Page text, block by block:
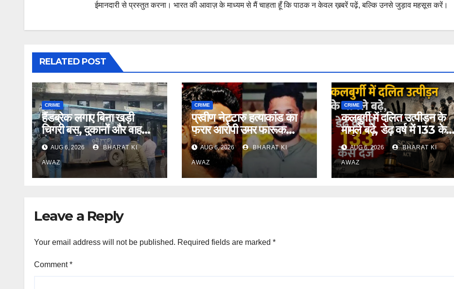
ईमानदारी से प्रस्तुत करना। भारत की आवाज़ के माध्यम से मैं चाहता हूँ कि पाठक न केवल ख़बरें पढ़ें, बल्कि उनसे जुड़ाव महसूस करें।
RELATED POST
CRIME
हैंडब्रेक लगाए बिना खड़ी
चिगरी बस, दुकानों और वाहनों
से टकराई
AUG 6, 2026 BHARAT KI
AWAZ
CRIME
प्रवीण नेट्टारु हत्याकांड का
फरार आरोपी उमर फारूक
गिरफ्तार
AUG 6, 2026 BHARAT KI
AWAZ
CRIME
कलबुर्गी में दलित उत्पीड़न के
मामले बढ़े, डेढ़ वर्ष में 133 केस
दर्जAUG 6, 2026 BHARAT KI
AWAZ
Leave a Reply
Your email address will not be published. Required fields are marked *
Comment*